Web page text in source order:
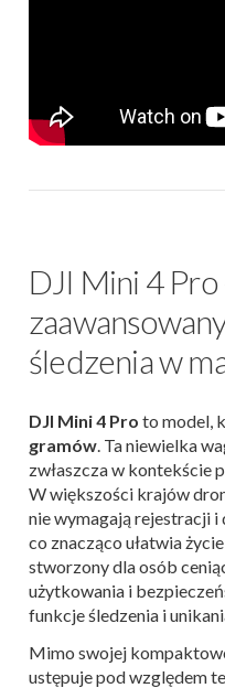
DJI Mini 4 Pro
śledzenia w
DJI Mini 4 Pro to model,
gramów . Ta niewielka
zwłaszcza w kontekście
W większości krajów
nie wymagają rejestracji
co znacząco ułatwia
stworzony dla osób
użytkowania i
funkcje śledzenia i
Mimo swojej
ustępuje pod względem